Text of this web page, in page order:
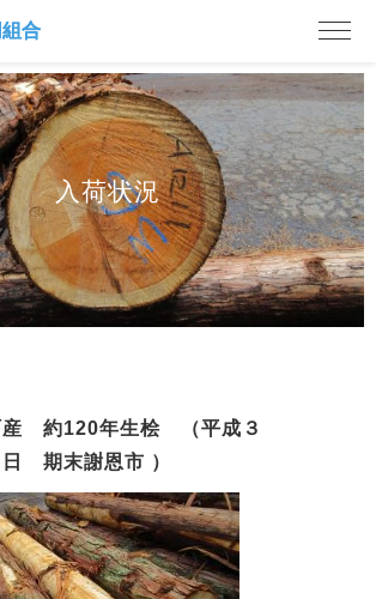
入荷状況
産 約120年生桧 （平成３
日 期末謝恩市 ）